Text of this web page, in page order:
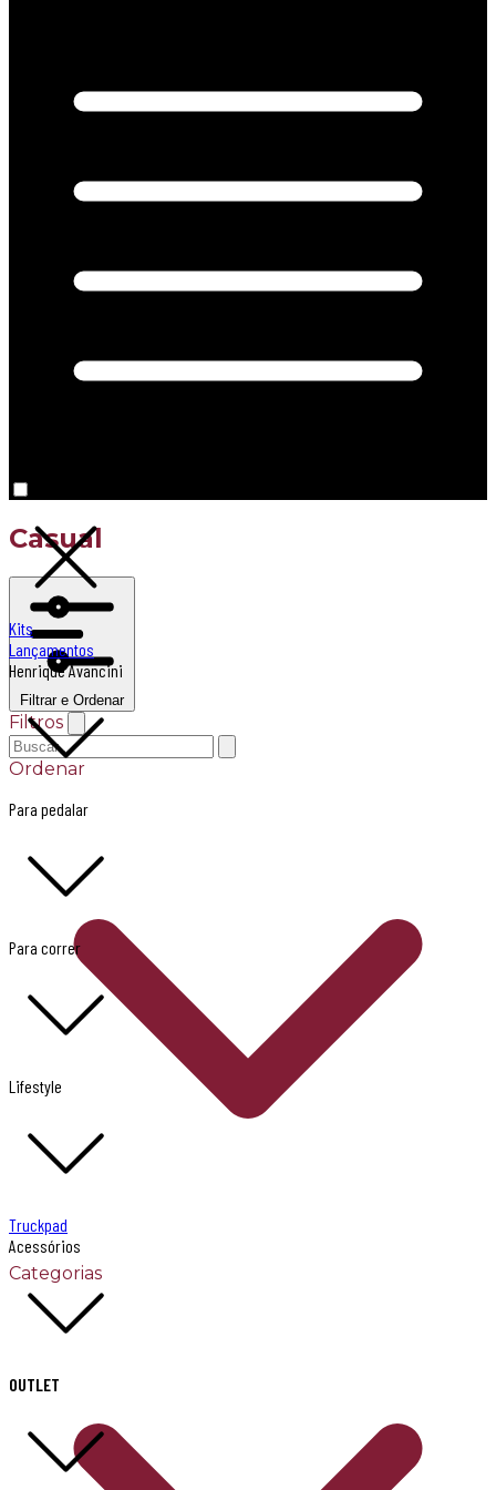
Kits
Lançamentos
Henrique Avancini
Para pedalar
Para correr
Lifestyle
Truckpad
Acessórios
OUTLET
Casual
Filtrar e Ordenar
Filtros
Ordenar
Categorias